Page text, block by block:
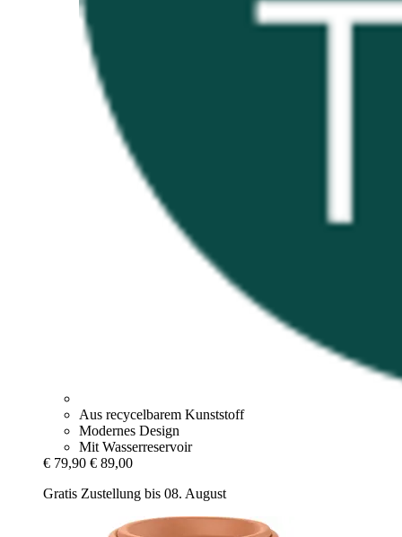
Aus recycelbarem Kunststoff
Modernes Design
Mit Wasserreservoir
€ 79,90 € 89,00
Gratis Zustellung bis 08. August